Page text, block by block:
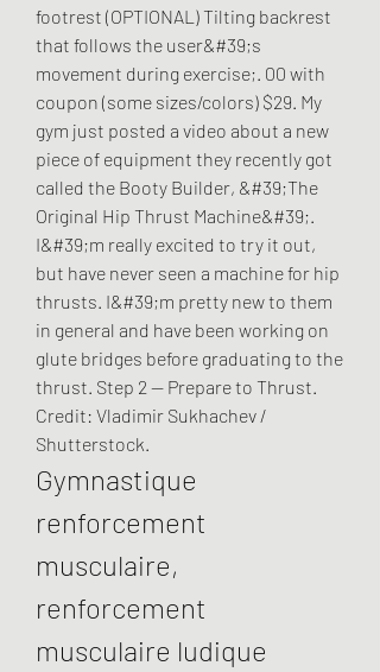
footrest (OPTIONAL) Tilting backrest
that follows the user&#39;s
movement during exercise;. 00 with
coupon (some sizes/colors) $29. My
gym just posted a video about a new
piece of equipment they recently got
called the Booty Builder, &#39;The
Original Hip Thrust Machine&#39;.
I&#39;m really excited to try it out,
but have never seen a machine for hip
thrusts. I&#39;m pretty new to them
in general and have been working on
glute bridges before graduating to the
thrust. Step 2 — Prepare to Thrust.
Credit: Vladimir Sukhachev /
Shutterstock.
Gymnastique
renforcement
musculaire,
renforcement
musculaire ludique